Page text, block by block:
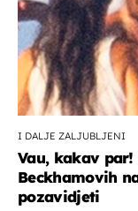
I DALJE ZALJUBLJENI
Vau, kakav
Beckhamovih
pozavidjeti